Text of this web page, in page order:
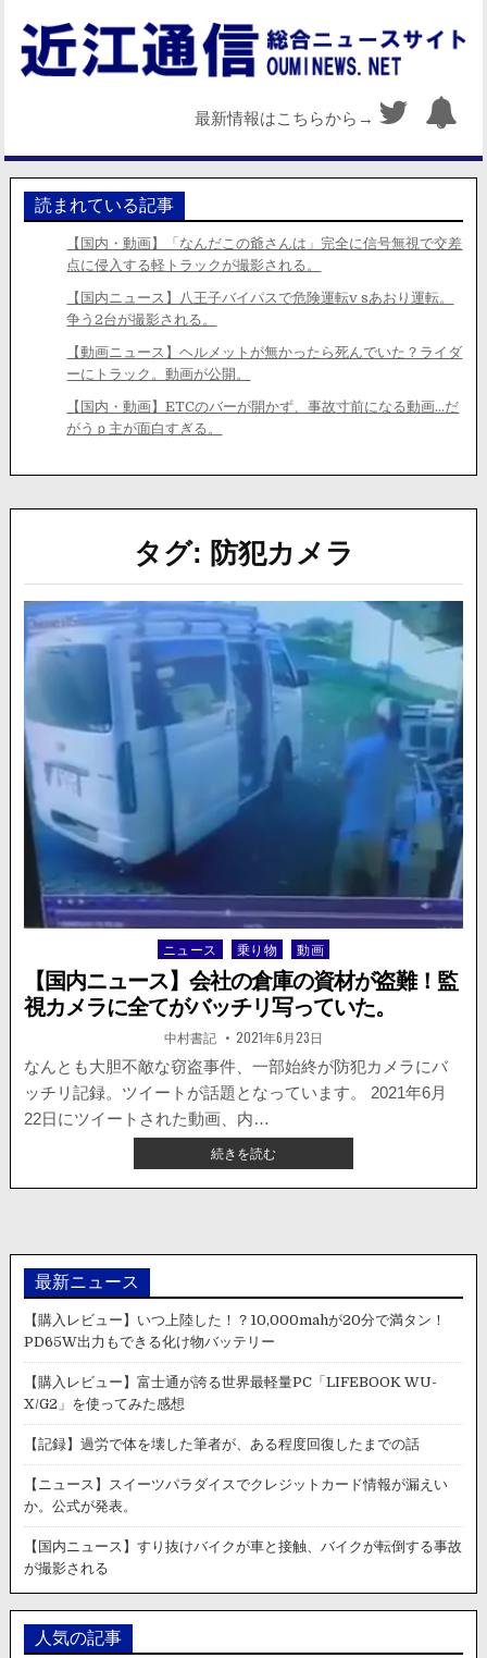
最新情報はこちらから→
読まれている記事
【国内・動画】「なんだこの爺さんは」完全に信号無視で交差
点に侵入する軽トラックが撮影される。
【国内ニュース】八王子バイパスで危険運転v sあおり運転。
争う2台が撮影される。
【動画ニュース】ヘルメットが無かったら死んでいた？ライダ
ーにトラック。動画が公開。
【国内・動画】ETCのバーが開かず、事故寸前になる動画…だ
がうｐ主が面白すぎる。
タグ: 防犯カメラ
Posted
in
ニュース 乗り物 動画
【国内ニュース】会社の倉庫の資材が盗難！監
視カメラに全てがバッチリ写っていた。
著
者:
中村書記 掲
載
日：
2021年6月23日
なんとも大胆不敵な窃盗事件、一部始終が防犯カメラにバ
ッチリ記録。ツイートが話題となっています。 2021年6月
22日にツイートされた動画、内…
続きを読む【国
内
ニ
ス】
社
の
庫
の
材
が
盗
難！
視
カ
に
最新ニュース
【購入レビュー】いつ上陸した！？10,000mahが20分で満タン！
PD65W出力もできる化け物バッテリー
【購入レビュー】富士通が誇る世界最軽量PC「LIFEBOOK WU-
X/G2」を使ってみた感想
【記録】過労で体を壊した筆者が、ある程度回復したまでの話
【ニュース】スイーツパラダイスでクレジットカード情報が漏えい
か。公式が発表。
【国内ニュース】すり抜けバイクが車と接触、バイクが転倒する事故
が撮影される
人気の記事